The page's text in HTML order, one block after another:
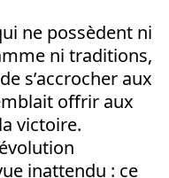
ne possèdent ni
ni traditions,
s’accrocher aux
offrir aux
victoire.
inattendu : ce